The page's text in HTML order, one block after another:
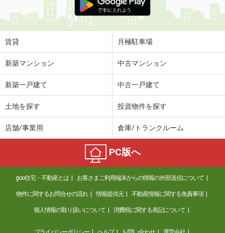
京都府宇治市六地蔵奈良町
3,690万円
住 所
京都府宇治市六地蔵奈良町
京都府京都市下京区稲荷町河原町通四条下る２
価 格
2億5,000万円
京都府京都市下京区稲荷町河原町通四
専有面積 82.96m²
3LDK
京都府京都市中京区骨屋町六角通烏丸西入
住 所
京都府京都市中京区骨屋町六角通烏丸
専有面積 90.33m²
賃貸 月極駐車場
新築マンション 中古マンション
新築一戸建て 中古一戸建て
土地を探す 投資物件を探す
店舗/事業用 倉庫/トランクルーム
PC版へ
goo住宅・不動産とは お客さまご利用端末からの情報の外部送信について
物件に関するお問合せの流れ 情報提供元 不動産情報に関する免責事項
個人情報の取り扱いについて 消費税に関する表記について